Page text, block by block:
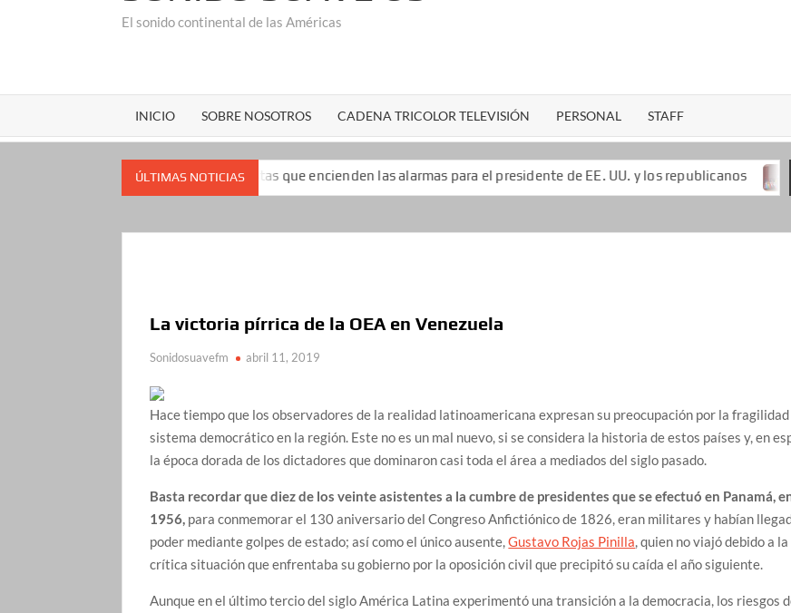
El sonido continental de las Américas
INICIO SOBRE NOSOTROS CADENA TRICOLOR TELEVISIÓN PERSONAL STAFF
ÚLTIMAS NOTICIAS
las encuestas que encienden las alarmas para el presidente de EE. UU. y los republicanos Keiko
La victoria pírrica de la OEA en Venezuela
Sonidosuavefm abril 11, 2019
Hace tiempo que los observadores de la realidad latinoamericana expresan su preocupación por la fragilidad
sistema democrático en la región. Este no es un mal nuevo, si se considera la historia de estos países y, en
la época dorada de los dictadores que dominaron casi toda el área a mediados del siglo pasado.
Basta recordar que diez de los veinte asistentes a la cumbre de presidentes que se efectuó en Panamá,
1956, para conmemorar el 130 aniversario del Congreso Anfictiónico de 1826, eran militares y habían
poder mediante golpes de estado; así como el único ausente,Gustavo Rojas Pinilla, quien no viajó debido a la
crítica situación que enfrentaba su gobierno por la oposición civil que precipitó su caída el año siguiente.
Aunque en el último tercio del siglo América Latina experimentó una transición a la democracia, los riesgos